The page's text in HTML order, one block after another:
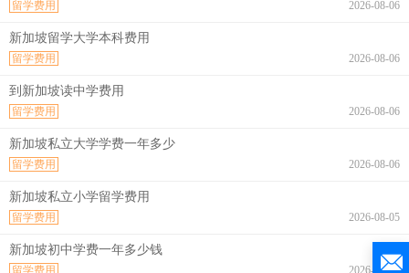
2026-08-06
留学费用
新加坡留学大学本科费用
2026-08-06
留学费用
到新加坡读中学费用
2026-08-06
留学费用
新加坡私立大学学费一年多少
2026-08-06
留学费用
新加坡私立小学留学费用
2026-08-05
留学费用
新加坡初中学费一年多少钱
2026-08-04
留学费用